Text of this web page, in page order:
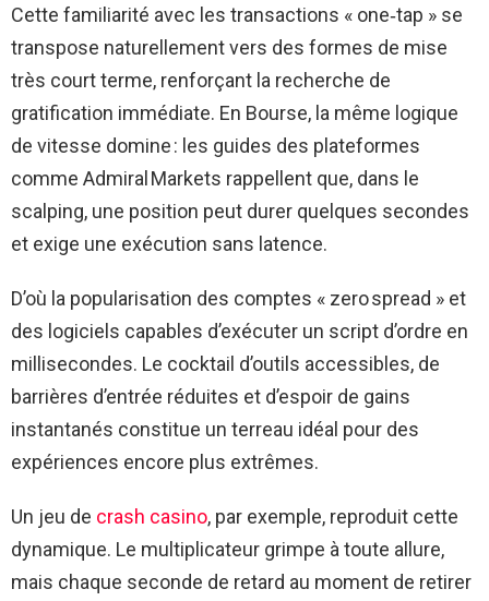
Cette familiarité avec les transactions « one‑tap » se
transpose naturellement vers des formes de mise
très court terme, renforçant la recherche de
gratification immédiate. En Bourse, la même logique
de vitesse domine : les guides des plateformes
comme Admiral Markets rappellent que, dans le
scalping, une position peut durer quelques secondes
et exige une exécution sans latence.
D’où la popularisation des comptes « zero spread » et
des logiciels capables d’exécuter un script d’ordre en
millisecondes. Le cocktail d’outils accessibles, de
barrières d’entrée réduites et d’espoir de gains
instantanés constitue un terreau idéal pour des
expériences encore plus extrêmes.
Un jeu de crash casino, par exemple, reproduit cette
dynamique. Le multiplicateur grimpe à toute allure,
mais chaque seconde de retard au moment de retirer